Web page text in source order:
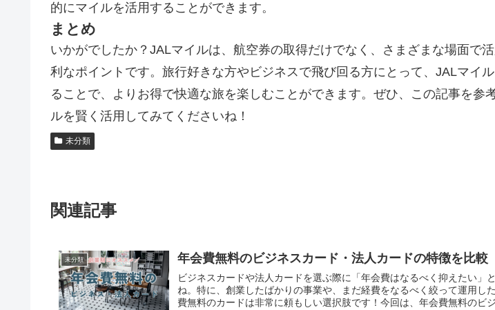
的にマイルを活用することができます。
まとめ
いかがでしたか？JALマイルは、航空券の取得だけでなく、さまざまな場面で
利なポイントです。旅行好きな方やビジネスで飛び回る方にとって、JALマイ
ることで、よりお得で快適な旅を楽しむことができます。ぜひ、この記事を参
ルを賢く活用してみてくださいね！
未分類
関連記事
未分類 年会費無料のビジネスカード・法人カードの特徴を比較
ビジネスカードや法人カードを選ぶ際に「年会費はなるべく抑えたい」
ね。特に、創業したばかりの事業や、まだ経費をなるべく絞って運用し
費無料のカードは非常に頼もしい選択肢です！今回は、年会費無料のビジ